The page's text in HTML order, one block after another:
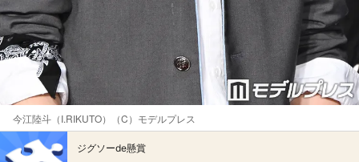
今江陸斗（I.RIKUTO）（C）モデルプレス
ジグソーde懸賞